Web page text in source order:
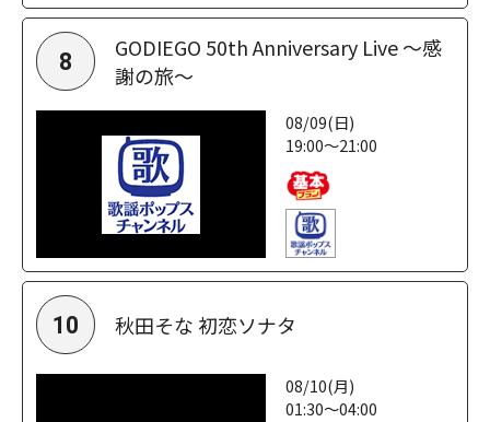
8
GODIEGO 50th Anniversary Live ～感
謝の旅～
08/09(日)
19:00～21:00
10 秋田そな 初恋ソナタ
08/10(月)
01:30～04:00